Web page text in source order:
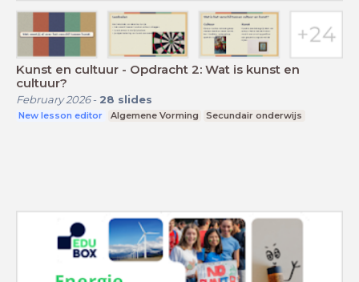
Kunst en cultuur - Opdracht 2: Wat is kunst en
cultuur?
February 2026- 28 slides
New lesson editor Algemene Vorming Secundair onderwijs